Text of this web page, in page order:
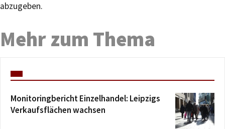
abzugeben.
Mehr zum Thema
Monitoringbericht Einzelhandel: Leipzigs
Verkaufsflächen wachsen